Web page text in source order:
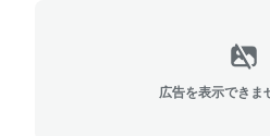
広告を表示できま